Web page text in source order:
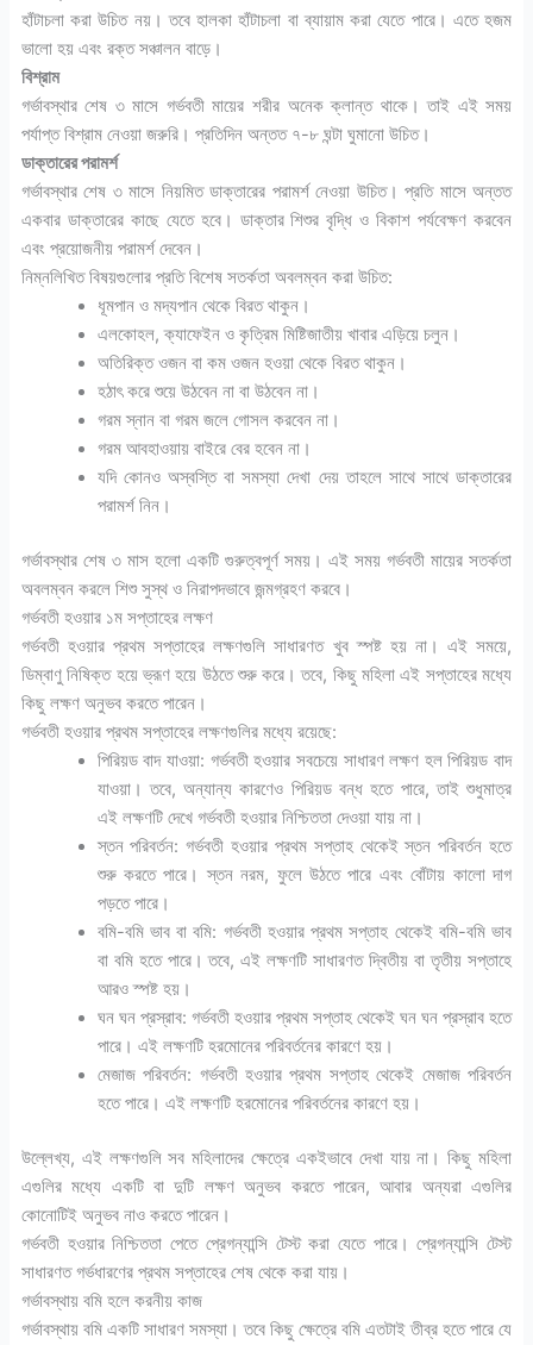
হাঁটাচলা করা উচিত নয়। তবে হালকা হাঁটাচলা বা ব্যায়াম করা যেতে পারে। এতে হজম
ভালো হয় এবং রক্ত সঞ্চালন বাড়ে।
বিশ্রাম
গর্ভাবস্থার শেষ ৩ মাসে গর্ভবতী মায়ের শরীর অনেক ক্লান্ত থাকে। তাই এই সময়
পর্যাপ্ত বিশ্রাম নেওয়া জরুরি। প্রতিদিন অন্তত ৭-৮ ঘন্টা ঘুমানো উচিত।
ডাক্তারের পরামর্শ
গর্ভাবস্থার শেষ ৩ মাসে নিয়মিত ডাক্তারের পরামর্শ নেওয়া উচিত। প্রতি মাসে অন্তত
একবার ডাক্তারের কাছে যেতে হবে। ডাক্তার শিশুর বৃদ্ধি ও বিকাশ পর্যবেক্ষণ করবেন
এবং প্রয়োজনীয় পরামর্শ দেবেন।
নিম্নলিখিত বিষয়গুলোর প্রতি বিশেষ সতর্কতা অবলম্বন করা উচিত:
ধূমপান ও মদ্যপান থেকে বিরত থাকুন।
এলকোহল, ক্যাফেইন ও কৃত্রিম মিষ্টিজাতীয় খাবার এড়িয়ে চলুন।
অতিরিক্ত ওজন বা কম ওজন হওয়া থেকে বিরত থাকুন।
হঠাৎ করে শুয়ে উঠবেন না বা উঠবেন না।
গরম স্নান বা গরম জলে গোসল করবেন না।
গরম আবহাওয়ায় বাইরে বের হবেন না।
যদি কোনও অস্বস্তি বা সমস্যা দেখা দেয় তাহলে সাথে সাথে ডাক্তারের
পরামর্শ নিন।
গর্ভাবস্থার শেষ ৩ মাস হলো একটি গুরুত্বপূর্ণ সময়। এই সময় গর্ভবতী মায়ের সতর্কতা
অবলম্বন করলে শিশু সুস্থ ও নিরাপদভাবে জন্মগ্রহণ করবে।
গর্ভবতী হওয়ার ১ম সপ্তাহের লক্ষণ
গর্ভবতী হওয়ার প্রথম সপ্তাহের লক্ষণগুলি সাধারণত খুব স্পষ্ট হয় না। এই সময়ে,
ডিম্বাণু নিষিক্ত হয়ে ভ্রূণ হয়ে উঠতে শুরু করে। তবে, কিছু মহিলা এই সপ্তাহের মধ্যে
কিছু লক্ষণ অনুভব করতে পারেন।
গর্ভবতী হওয়ার প্রথম সপ্তাহের লক্ষণগুলির মধ্যে রয়েছে:
পিরিয়ড বাদ যাওয়া: গর্ভবতী হওয়ার সবচেয়ে সাধারণ লক্ষণ হল পিরিয়ড বাদ
যাওয়া। তবে, অন্যান্য কারণেও পিরিয়ড বন্ধ হতে পারে, তাই শুধুমাত্র
এই লক্ষণটি দেখে গর্ভবতী হওয়ার নিশ্চিততা দেওয়া যায় না।
স্তন পরিবর্তন: গর্ভবতী হওয়ার প্রথম সপ্তাহ থেকেই স্তন পরিবর্তন হতে
শুরু করতে পারে। স্তন নরম, ফুলে উঠতে পারে এবং বোঁটায় কালো দাগ
পড়তে পারে।
বমি-বমি ভাব বা বমি: গর্ভবতী হওয়ার প্রথম সপ্তাহ থেকেই বমি-বমি ভাব
বা বমি হতে পারে। তবে, এই লক্ষণটি সাধারণত দ্বিতীয় বা তৃতীয় সপ্তাহে
আরও স্পষ্ট হয়।
ঘন ঘন প্রস্রাব: গর্ভবতী হওয়ার প্রথম সপ্তাহ থেকেই ঘন ঘন প্রস্রাব হতে
পারে। এই লক্ষণটি হরমোনের পরিবর্তনের কারণে হয়।
মেজাজ পরিবর্তন: গর্ভবতী হওয়ার প্রথম সপ্তাহ থেকেই মেজাজ পরিবর্তন
হতে পারে। এই লক্ষণটি হরমোনের পরিবর্তনের কারণে হয়।
উল্লেখ্য, এই লক্ষণগুলি সব মহিলাদের ক্ষেত্রে একইভাবে দেখা যায় না। কিছু মহিলা
এগুলির মধ্যে একটি বা দুটি লক্ষণ অনুভব করতে পারেন, আবার অন্যরা এগুলির
কোনোটিই অনুভব নাও করতে পারেন।
গর্ভবতী হওয়ার নিশ্চিততা পেতে প্রেগন্যান্সি টেস্ট করা যেতে পারে। প্রেগন্যান্সি টেস্ট
সাধারণত গর্ভধারণের প্রথম সপ্তাহের শেষ থেকে করা যায়।
গর্ভাবস্থায় বমি হলে করনীয় কাজ
গর্ভাবস্থায় বমি একটি সাধারণ সমস্যা। তবে কিছু ক্ষেত্রে বমি এতটাই তীব্র হতে পারে যে